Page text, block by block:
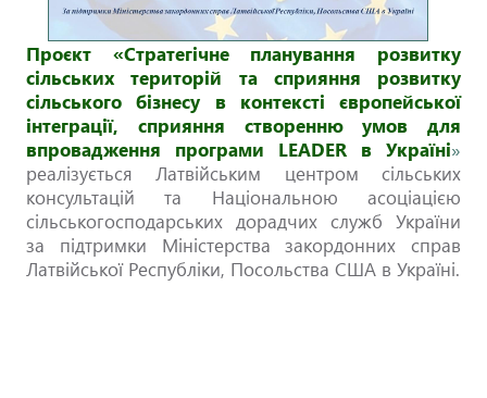
Проєкт «Стратегічне планування розвитку
сільських територій та сприяння розвитку
сільського бізнесу в контексті європейської
інтеграції, сприяння створенню умов для
впровадження програми LEADER в Україні»
реалізується Латвійським центром сільських
консультацій та Національною асоціацією
сільськогосподарських дорадчих служб України
за підтримки Міністерства закордонних справ
Латвійської Республіки, Посольства США в Україні.